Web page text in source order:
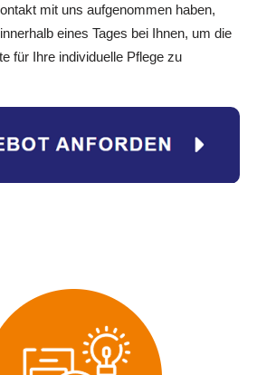
mit uns aufgenommen haben,
eines Tages bei Ihnen, um die
für Ihre individuelle Pflege zu